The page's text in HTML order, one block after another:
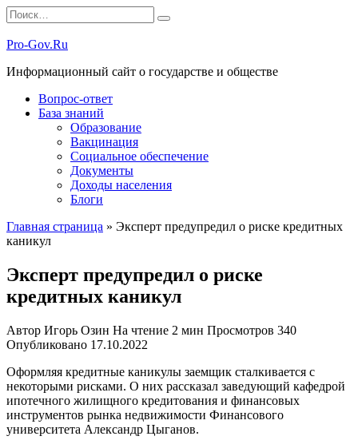
Перейти
к
содержанию
Search
for:
Pro-Gov.Ru
Информационный сайт о государстве и обществе
Вопрос-ответ
База знаний
Образование
Вакцинация
Социальное обеспечение
Документы
Доходы населения
Блоги
Главная страница » Эксперт предупредил о риске кредитных
каникул
Эксперт предупредил о риске
кредитных каникул
Автор Игорь Озин На чтение 2 мин Просмотров 340
Опубликовано 17.10.2022
Оформляя кредитные каникулы заемщик сталкивается с
некоторыми рисками. О них рассказал заведующий кафедрой
ипотечного жилищного кредитования и финансовых
инструментов рынка недвижимости Финансового
университета Александр Цыганов.